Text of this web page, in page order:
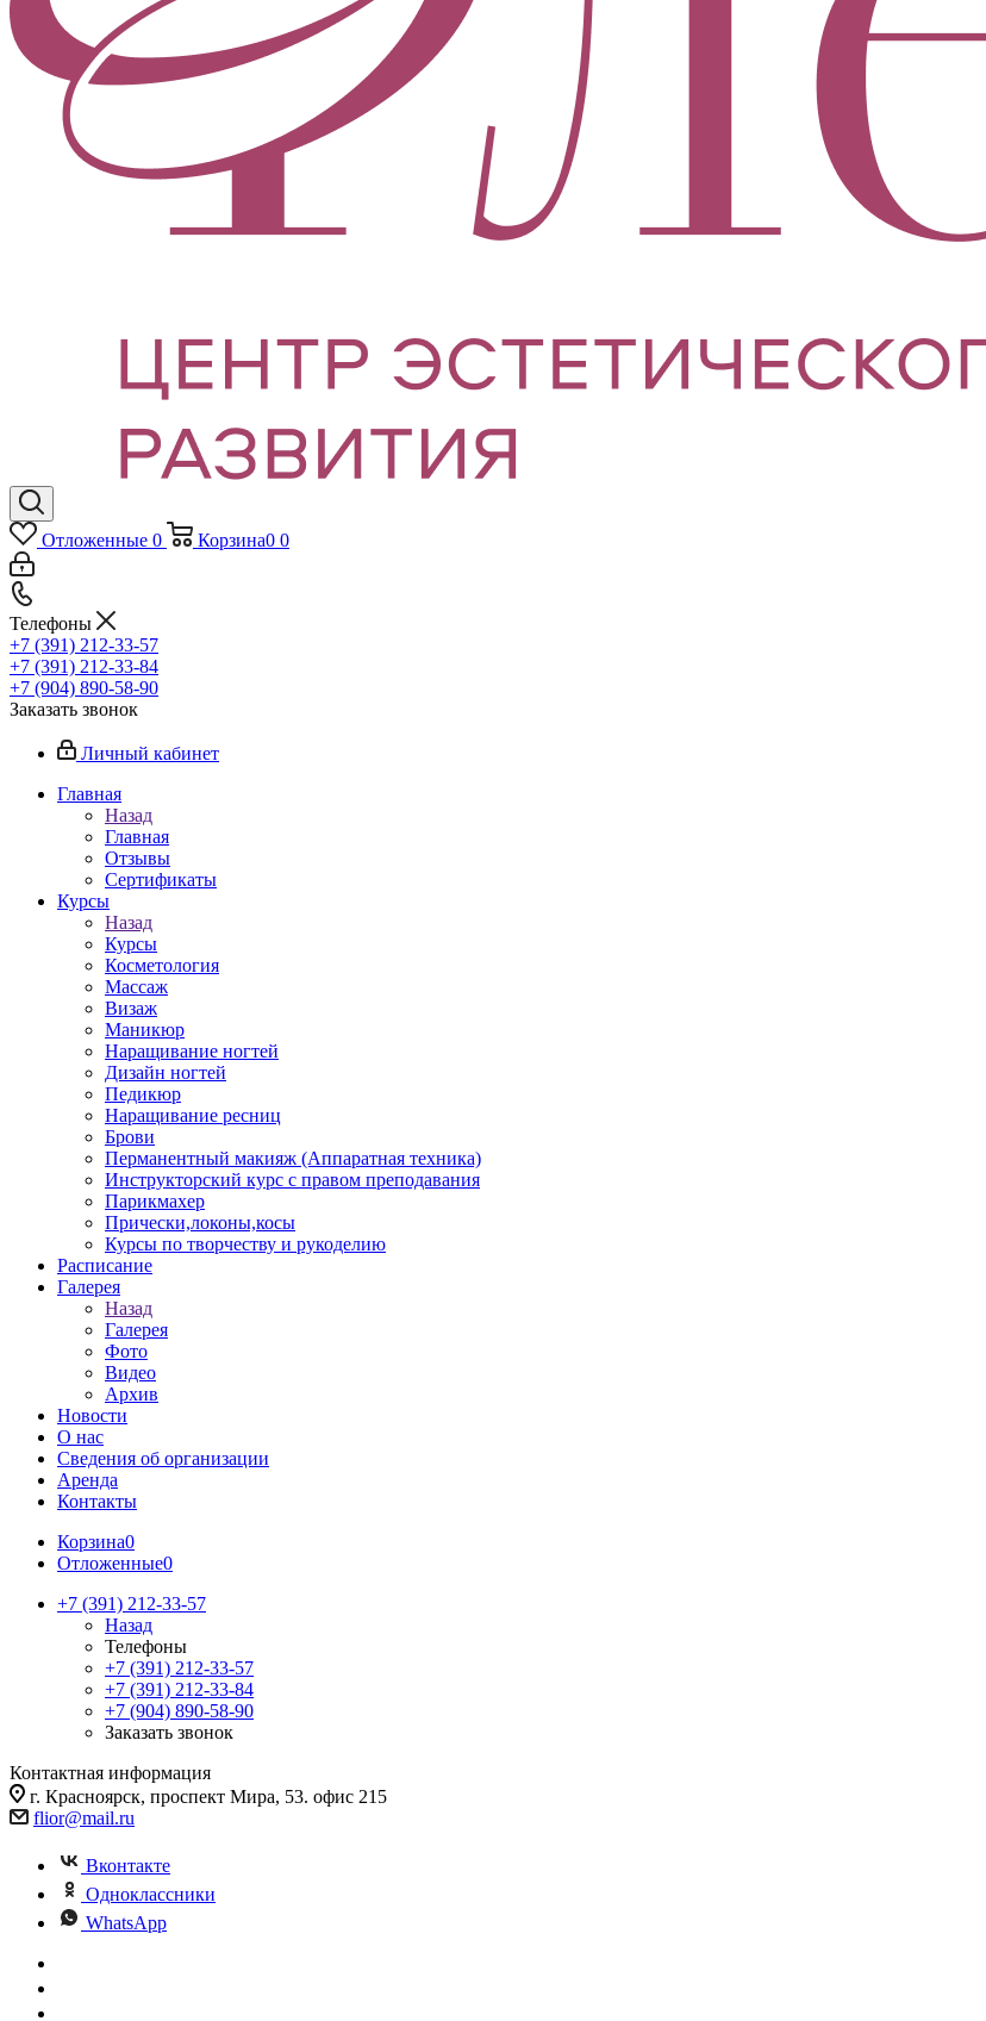
Отложенные 0 Корзина0 0
Телефоны
+7 (391) 212-33-57
+7 (391) 212-33-84
+7 (904) 890-58-90
Заказать звонок
Личный кабинет
Главная
Назад
Главная
Отзывы
Сертификаты
Курсы
Назад
Курсы
Косметология
Массаж
Визаж
Маникюр
Наращивание ногтей
Дизайн ногтей
Педикюр
Наращивание ресниц
Брови
Перманентный макияж (Аппаратная техника)
Инструкторский курс с правом преподавания
Парикмахер
Прически,локоны,косы
Курсы по творчеству и рукоделию
Расписание
Галерея
Назад
Галерея
Фото
Видео
Архив
Новости
О нас
Сведения об организации
Аренда
Контакты
Корзина0
Отложенные0
+7 (391) 212-33-57
Назад
Телефоны
+7 (391) 212-33-57
+7 (391) 212-33-84
+7 (904) 890-58-90
Заказать звонок
Контактная информация
г. Красноярск, проспект Мира, 53. офис 215
flior@mail.ru
Вконтакте
Одноклассники
WhatsApp